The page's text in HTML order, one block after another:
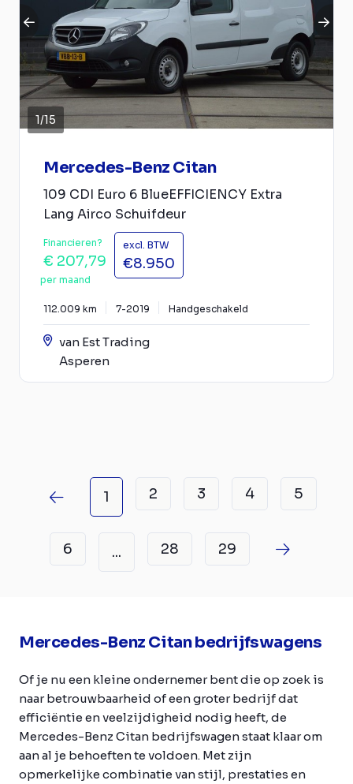
1/15
Mercedes-Benz Citan
109 CDI Euro 6 BlueEFFICIENCY Extra
Lang Airco Schuifdeur
Financieren?
€ 207,79
per maand
excl. BTW
€8.950
112.009 km 7-2019 Handgeschakeld
van Est Trading
Asperen
1 2 3 4 5
6 ... 28 29
Mercedes-Benz Citan bedrijfswagens
Of je nu een kleine ondernemer bent die op zoek is
naar betrouwbaarheid of een groter bedrijf dat
efficiëntie en veelzijdigheid nodig heeft, de
Mercedes-Benz Citan bedrijfswagen staat klaar om
aan al je behoeften te voldoen. Met zijn
opmerkelijke combinatie van stijl, prestaties en